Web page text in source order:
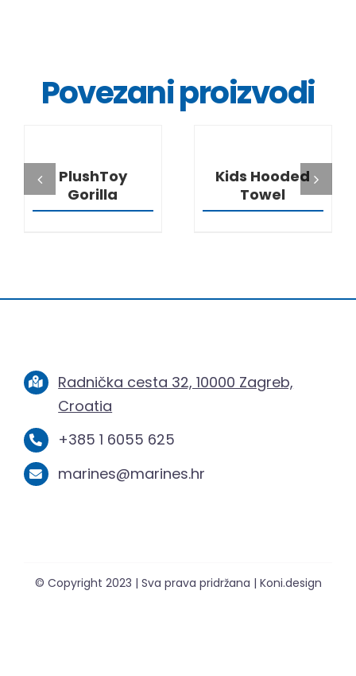
Povezani proizvodi
PlushToy
Gorilla
Kids Hooded
Towel
Radnička cesta 32, 10000 Zagreb,
Croatia
+385 1 6055 625
marines@marines.hr
© Copyright 2023 | Sva prava pridržana | Koni.design